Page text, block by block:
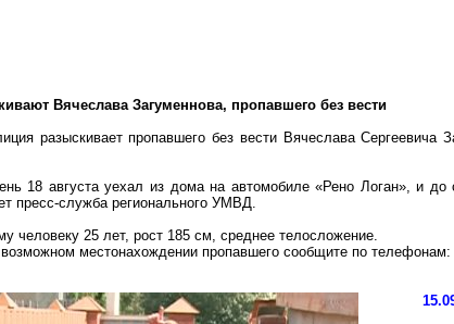
ВячеславаЗагуменнова, пропавшего без вести
разыскивает пропавшего без вести Вячеслава Сергеевича
18 августа уехал из дома на автомобиле «Рено Логан», и до
пресс-служба регионального УМВД.
человеку 25 лет, рост 185 см, среднее телосложение.
местонахождении пропавшего сообщите по